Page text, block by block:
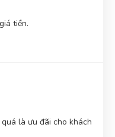
tiền.
là ưu đãi cho khách